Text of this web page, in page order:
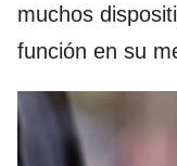
muchos
función en su